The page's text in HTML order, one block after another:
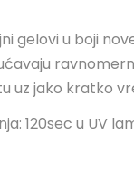
gelovi u boji
uz jako kratko
120sec u UV